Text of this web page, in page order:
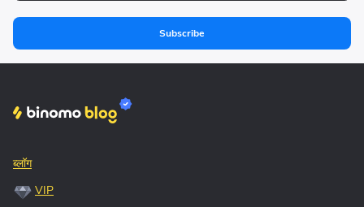
Subscribe
ब्लॉग
VIP